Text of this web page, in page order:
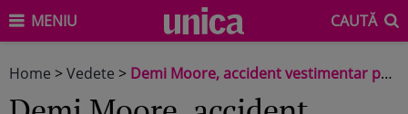
MENIU CAUTĂ
Home >Vedete > Demi Moore, accident vestimentar pe covorul roșu al Festivalului de la Cannes